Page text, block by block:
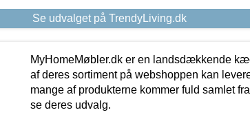
Se udvalget på TrendyLiving.dk
MyHomeMøbler.dk er en landsdækkende
af deres sortiment på webshoppen kan
mange af produkterne kommer fuld samlet
se deres udvalg.